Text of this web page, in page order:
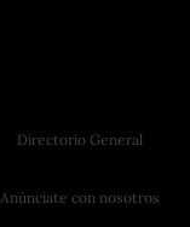
Directorio General
Anúnciate con nosotros